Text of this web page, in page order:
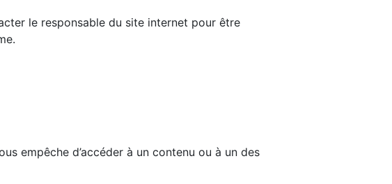
le responsable du site internet pour être
empêche d’accéder à un contenu ou à un des